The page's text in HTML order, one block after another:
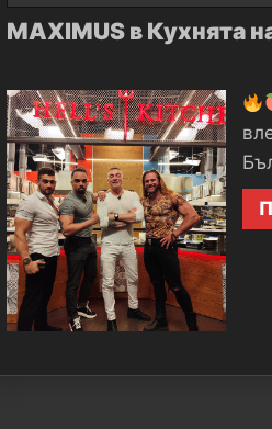
MAXIMUS в Кухнята